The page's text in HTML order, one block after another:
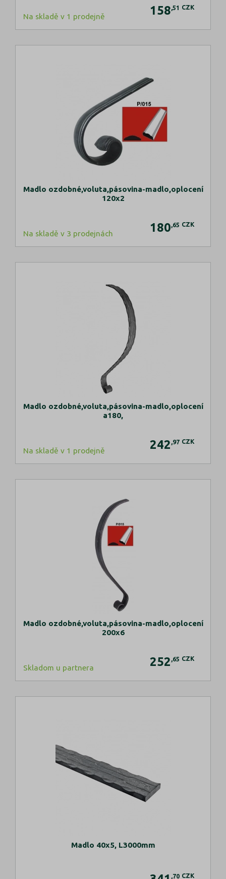
Na skladě v 1 prodejně 158 ,51 CZK
Madlo ozdobné,voluta,pásovina-madlo,oplocení
120x2
Na skladě v 3 prodejnách 180 ,65 CZK
Madlo ozdobné,voluta,pásovina-madlo,oplocení
a180,
Na skladě v 1 prodejně 242 ,97 CZK
Madlo ozdobné,voluta,pásovina-madlo,oplocení
200x6
Skladom u partnera 252 ,65 CZK
Madlo 40x5, L3000mm
,70 CZK